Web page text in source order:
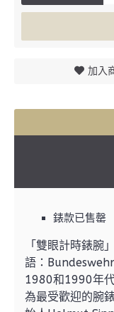
加入
錶款已售罄
「雙眼計時錶腕
語：
1980和1990年
為最受歡迎的腕